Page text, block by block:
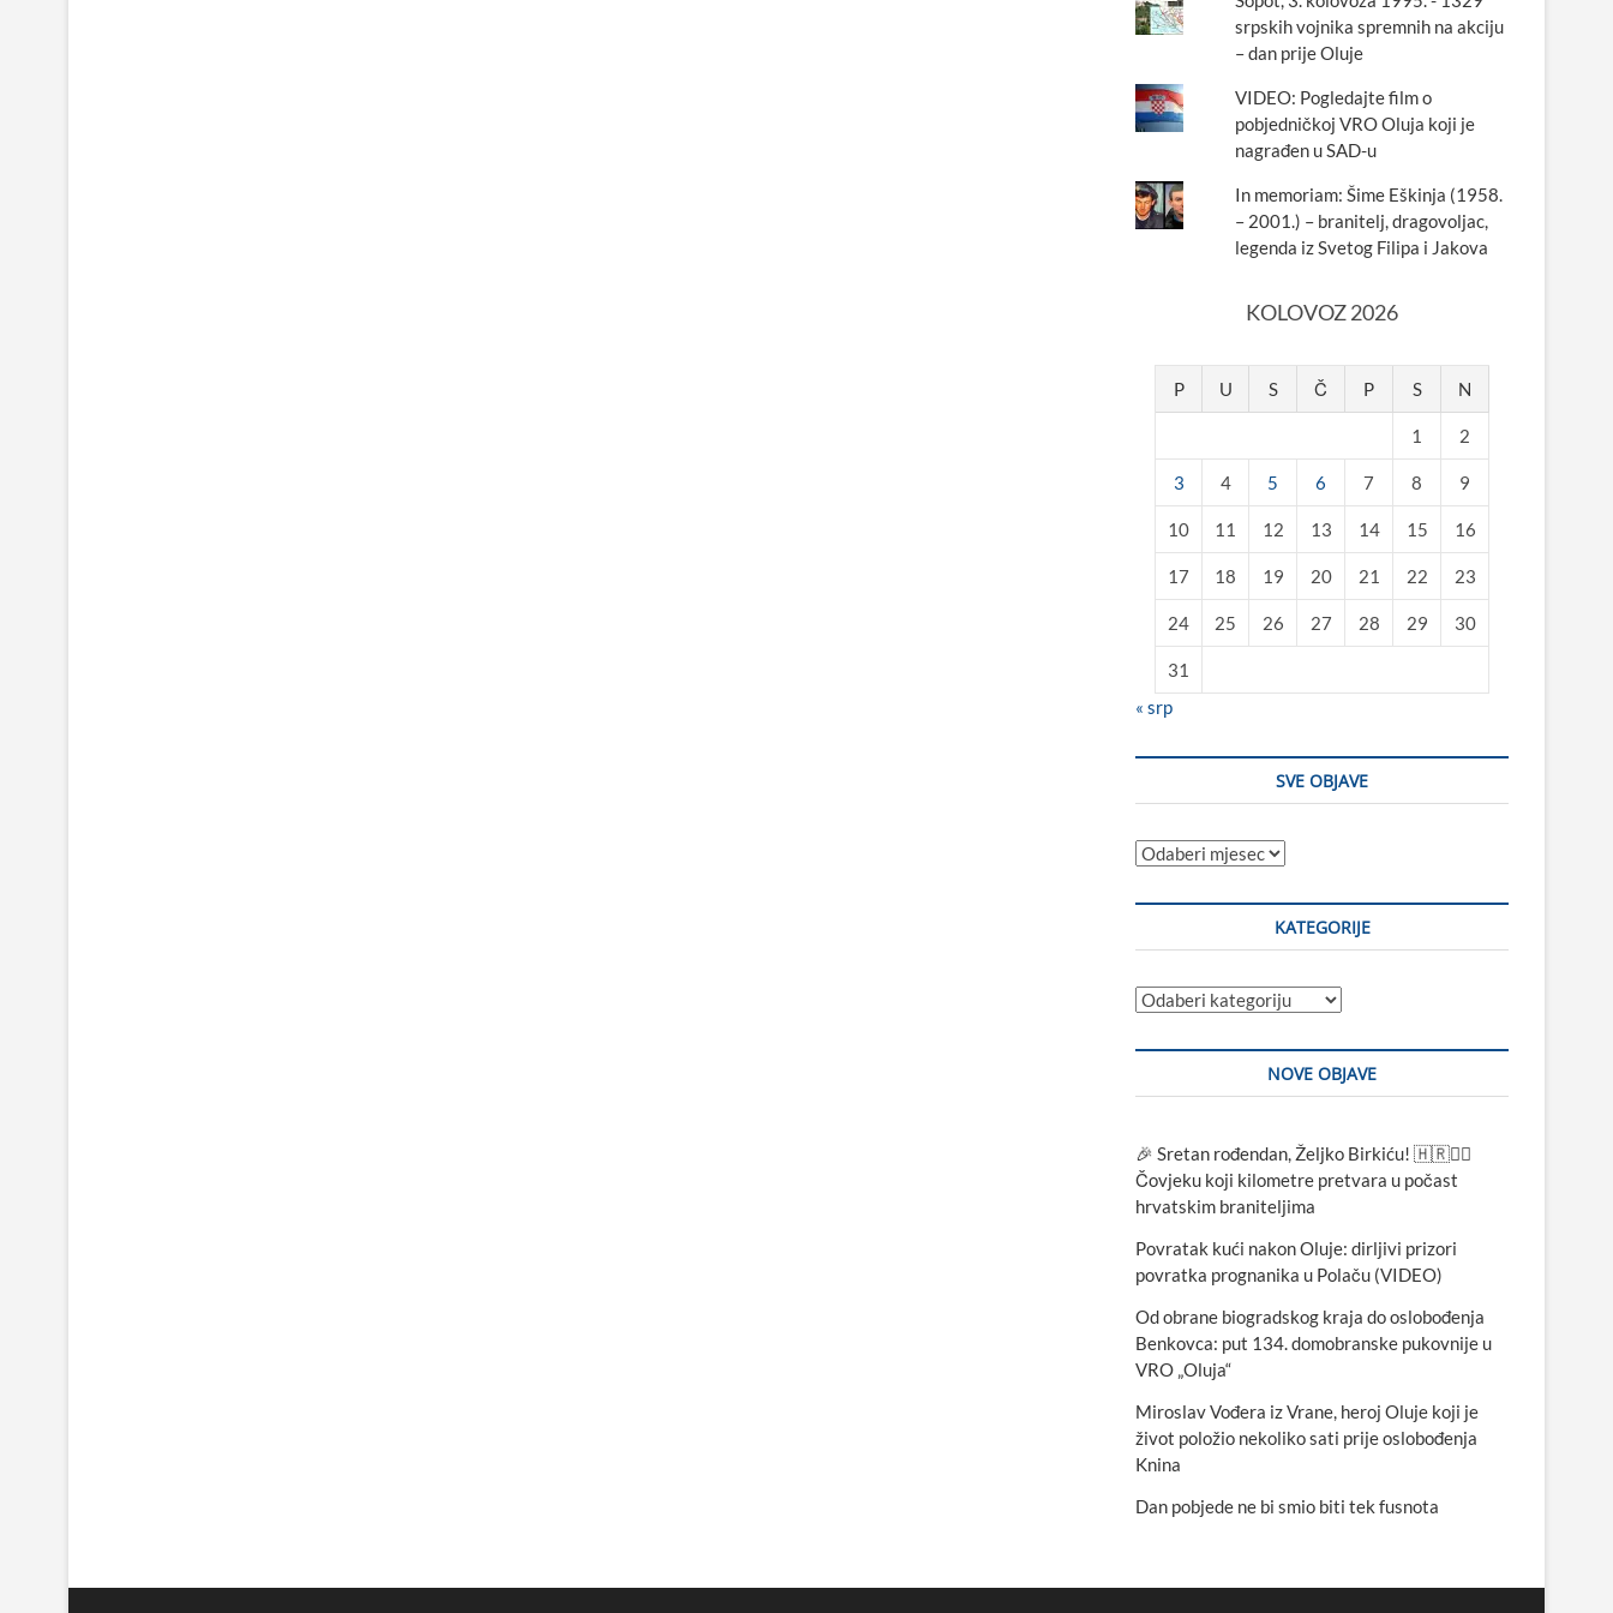
srpskih vojnika spremnih na akciju
– dan prije Oluje
VIDEO: Pogledajte film o
pobjedničkoj VRO Oluja koji je
nagrađen u SAD-u
In memoriam: Šime Eškinja (1958.
– 2001.) – branitelj, dragovoljac,
legenda iz Svetog Filipa i Jakova
KOLOVOZ 2026
P U S Č P S N
1 2
3 4 5 6 7 8 9
10 11 12 13 14 15 16
17 18 19 20 21 22 23
24 25 26 27 28 29 30
31
« srp
SVE OBJAVE
Sve
KATEGORIJE
Kategorije
NOVE OBJAVE
🎉 Sretan rođendan, Željko Birkiću! 🇭🇷🏃‍♂️
Čovjeku koji kilometre pretvara u počast
hrvatskim braniteljima
Povratak kući nakon Oluje: dirljivi prizori
povratka prognanika u Polaču (VIDEO)
Od obrane biogradskog kraja do oslobođenja
Benkovca: put 134. domobranske pukovnije u
VRO „Oluja“
Miroslav Vođera iz Vrane, heroj Oluje koji je
život položio nekoliko sati prije oslobođenja
Knina
Dan pobjede ne bi smio biti tek fusnota